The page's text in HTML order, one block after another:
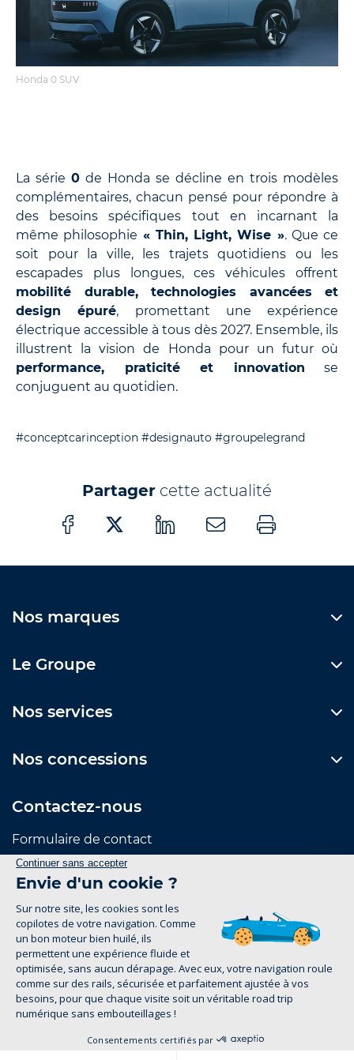
Honda 0 SUV
La série 0 de Honda se décline en trois modèles
complémentaires, chacun pensé pour répondre à
des besoins spécifiques tout en incarnant la
même philosophie « Thin, Light, Wise ». Que ce
soit pour la ville, les trajets quotidiens ou les
escapades plus longues, ces véhicules offrent
mobilité durable, technologies avancées et
design épuré, promettant une expérience
électrique accessible à tous dès 2027. Ensemble, ils
illustrent la vision de Honda pour un futur où
performance, praticité et innovation se
conjuguent au quotidien.
#conceptcarinception #designauto #groupelegrand
Partager cette actualité
Nos marques
Le Groupe
Nos services
Nos concessions
Contactez-nous
Formulaire de contact
Suivez-nous
Mentions Légales
Politique de confidentialité
groupe-legrand.fr 2026
Pour les trajets courts, privilégiez la marche ou le